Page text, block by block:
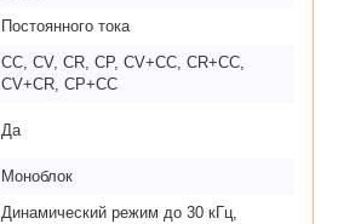
Постоянного тока
CC, CV, CR, CP, CV+CC, CR+CC,
CV+CR, CP+CC
Да
Моноблок
Динамический режим до 30 кГц,